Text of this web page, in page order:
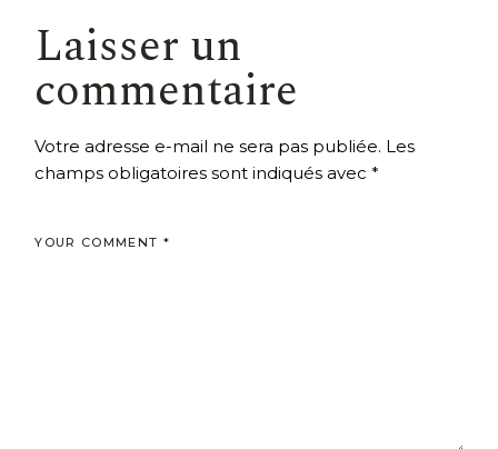
Laisser un
commentaire
Votre adresse e-mail ne sera pas publiée. Les
champs obligatoires sont indiqués avec*